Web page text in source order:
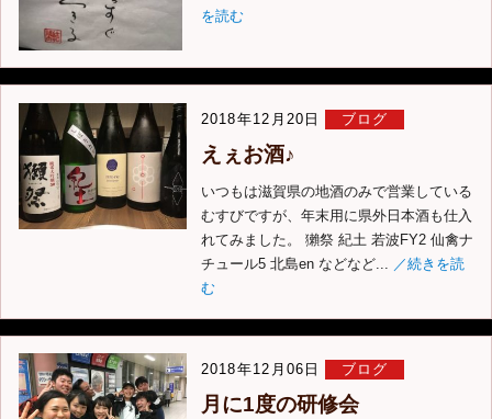
を読む
2018年12月20日 ブログ
えぇお酒♪
いつもは滋賀県の地酒のみで営業している
むすびですが、年末用に県外日本酒も仕入
れてみました。 獺祭 紀土 若波FY2 仙禽ナ
チュール5 北島en などなど... ／続きを読
む
2018年12月06日 ブログ
月に1度の研修会